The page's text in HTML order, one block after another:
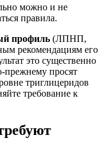
можно и не
правила.
профиль (ЛПНП,
рекомендациям его
это существенно
прежнему просят
триглицеридов
требование к